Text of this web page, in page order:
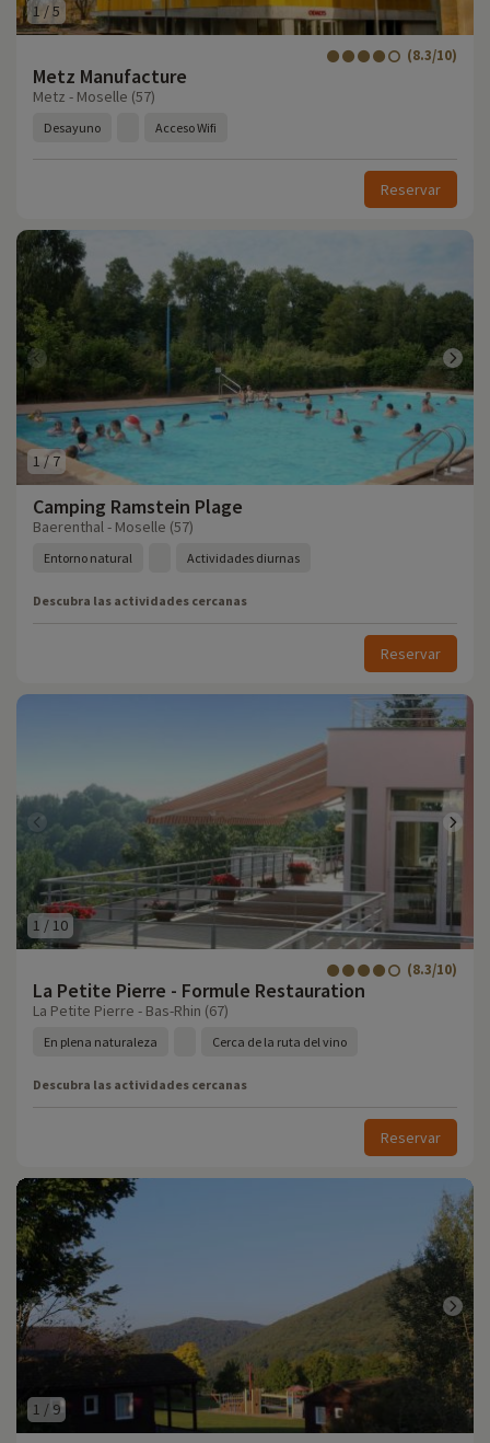
1/5
Metz Manufacture
(8.3/10)
Metz - Moselle (57)
Desayuno Acceso Wifi
Reservar
1 /7
Camping Ramstein Plage
Baerenthal - Moselle (57)
Entorno natural Actividades diurnas
Descubra las actividades cercanas
Reservar
1 / 10
La Petite Pierre - Formule Restauration
(8.3/10)
La Petite Pierre - Bas-Rhin (67)
En plena naturaleza Cerca de la ruta del vino
Descubra las actividades cercanas
Reservar
1 /9